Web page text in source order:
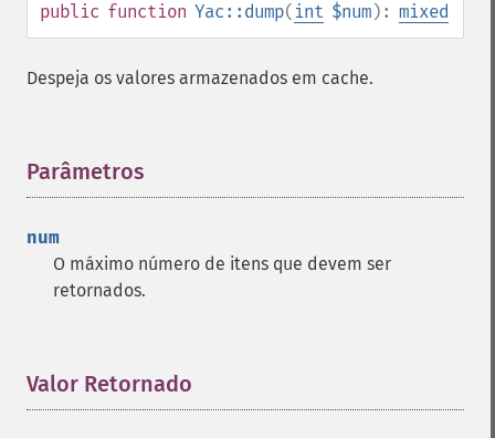
public function Yac::dump( int $num): mixed
Despeja os valores armazenados em cache.
Parâmetros
num
O máximo número de itens que devem ser
retornados.
Valor Retornado